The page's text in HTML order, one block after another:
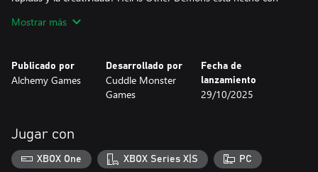
Shooter retro tipo Bullet Hell – Combates rápidos, justos y
desafiantes que premian la práctica y la creatividad.
lleno de miles de demonios y jefes exageradamente épicos.
Modo Arcade – Los fanáticos de los clásicos juegos de
puntuación alta encontrarán un hogar acogedor en este modo,
Mostrar más
Publicado por
Alchemy Games
Desarrollado por
Cuddle Monster
Games
Fecha de
lanzamiento
29/10/2025
Jugar con
XBOX One XBOX Series X|S PC